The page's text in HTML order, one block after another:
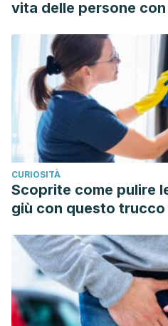
vita delle persone
CURIOSITÀ
Scoprite come pulire
giù con questo trucco